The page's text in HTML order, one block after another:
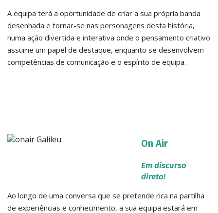
A equipa terá a oportunidade de criar a sua própria banda
desenhada e tornar-se nas personagens desta história,
numa ação divertida e interativa onde o pensamento criativo
assume um papel de destaque, enquanto se desenvolvem
competências de comunicação e o espírito de equipa.
On Air
Em discurso
direto!
Ao longo de uma conversa que se pretende rica na partilha
de experiências e conhecimento, a sua equipa estará em